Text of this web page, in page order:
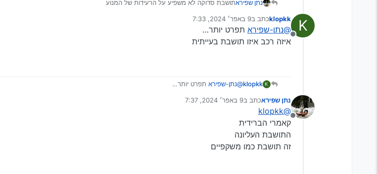
נתן שפיראתושבת סדוקה לא משפיע על הרעידות של המנוע
יש עניין להחליף
אם כן אפשר לעשות לבד ?
וכמה עולה ?
K
מנותק
klopkkכתב ב9 באפר׳ 2024, 7:33
נערך לאחרונה על ידי
@נתן-שפירא תפרט יותר…
איזה רכב איזו תושבת בעייתית
K
klopkk@נתן-שפירא תפרט יותר…
מנותק
נתן שפיראכתב ב9 באפר׳ 2024, 7:37
נערך לאחרונה על ידי
@klopkk
קאמרי הברידית
התושבת העליונה
זה תושבת כמו משקפיים